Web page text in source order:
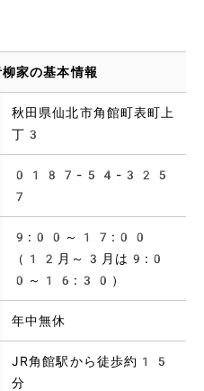
家の基本情報
秋田県仙北市角館町表町上
丁3
0187-54-325
7
9:00～17:00
（12月～3月は9:0
0～16:30）
年中無休
JR角館駅から徒歩約15
分